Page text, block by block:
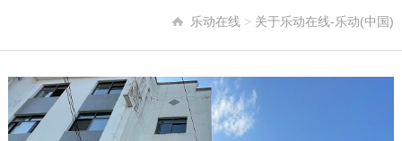
乐动在线 > 关于乐动在线-乐动(中国)